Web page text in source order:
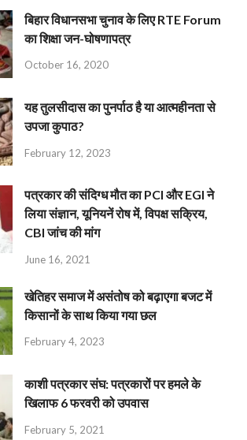
बिहार विधानसभा चुनाव के लिए RTE Forum
का शिक्षा जन-घोषणापत्र
October 16, 2020
यह तुलसीदास का पुनर्पाठ है या आत्महीनता से
उपजा कुपाठ?
February 12, 2023
पत्रकार की संदिग्ध मौत का PCI और EGI ने
लिया संज्ञान, यूनियनें रोष में, विपक्ष सक्रिय,
CBI जांच की मांग
June 16, 2021
खेतिहर समाज में असंतोष को बढ़ाएगा बजट में
किसानों के साथ किया गया छल
February 4, 2023
काशी पत्रकार संघ: पत्रकारों पर हमले के
खिलाफ 6 फरवरी को उपवास
February 5, 2021